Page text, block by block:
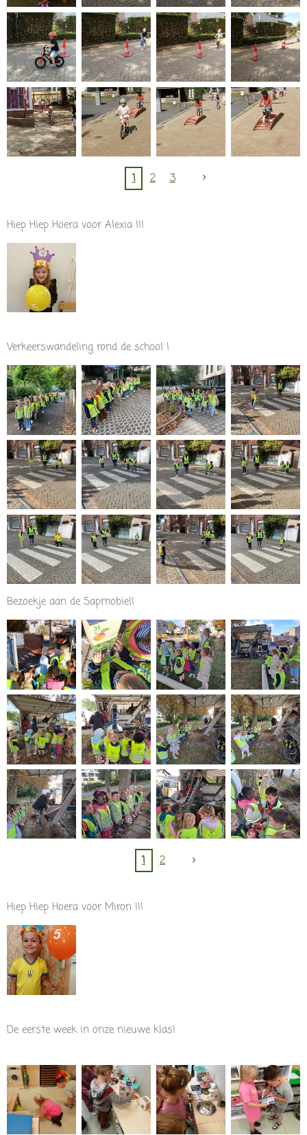
1 2 3
Hiep Hiep Hoera voor Alexia !!!
Verkeerswandeling rond de school !
Bezoekje aan de Sapmobiel!
1 2
Hiep Hiep Hoera voor Miron !!!
De eerste week in onze nieuwe klas!